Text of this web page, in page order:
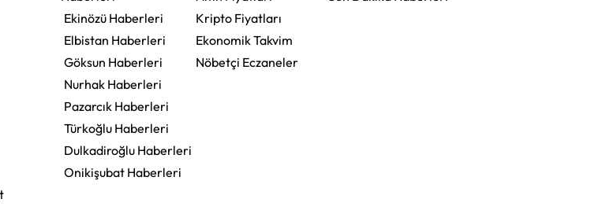
Ekinözü Haberleri
Elbistan Haberleri
Göksun Haberleri
Nurhak Haberleri
Pazarcık Haberleri
Türkoğlu Haberleri
Dulkadiroğlu Haberleri
Onikişubat Haberleri
Kripto Fiyatları
Ekonomik Takvim
Nöbetçi Eczaneler